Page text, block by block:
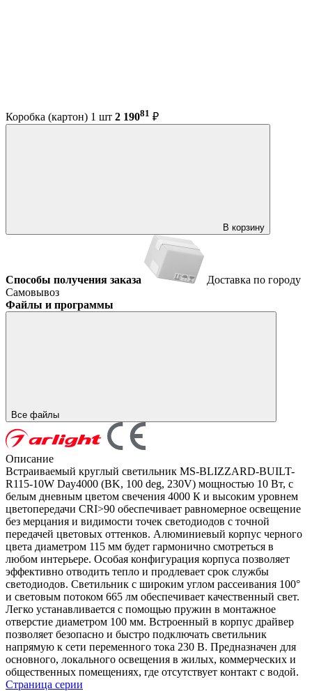
Коробка (картон) 1 шт 2 19081 ₽
В корзину
Способы получения заказа
Доставка по городу
Самовывоз
Файлы и программы
Все файлы
Описание
Встраиваемый круглый светильник MS-BLIZZARD-BUILT-
R115-10W Day4000 (BK, 100 deg, 230V) мощностью 10 Вт, с
белым дневным цветом свечения 4000 К и высоким уровнем
цветопередачи CRI>90 обеспечивает равномерное освещение
без мерцания и видимости точек светодиодов с точной
передачей цветовых оттенков. Алюминиевый корпус черного
цвета диаметром 115 мм будет гармонично смотреться в
любом интерьере. Особая конфигурация корпуса позволяет
эффективно отводить тепло и продлевает срок службы
светодиодов. Светильник с широким углом рассеивания 100°
и световым потоком 665 лм обеспечивает качественный свет.
Легко устанавливается с помощью пружин в монтажное
отверстие диаметром 100 мм. Встроенный в корпус драйвер
позволяет безопасно и быстро подключать светильник
напрямую к сети переменного тока 230 В. Предназначен для
основного, локального освещения в жилых, коммерческих и
общественных помещениях, где отсутствует контакт с водой.
Страница серии